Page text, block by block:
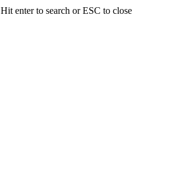
Hit enter to search or ESC to close